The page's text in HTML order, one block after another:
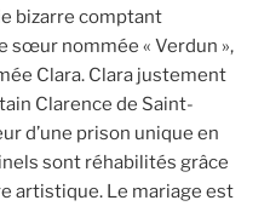
bizarre comptant
nommée « Verdun »,
Clara. Clara justement
Clarence de Saint-
d’une prison unique en
sont réhabilités grâce
artistique. Le mariage est